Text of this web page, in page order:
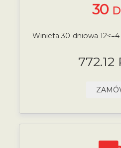
30
Winieta 30-dniowa
772.12